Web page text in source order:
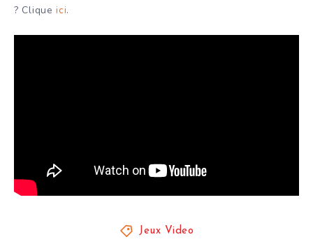
? Cliqueici.
Jeux Video